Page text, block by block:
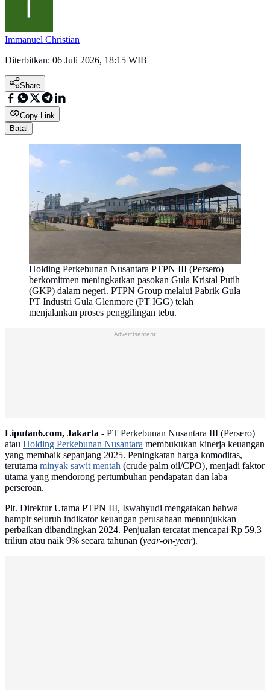
Immanuel Christian
Diterbitkan: 06 Juli 2026, 18:15 WIB
Share
Copy Link
Batal
Holding Perkebunan Nusantara PTPN III (Persero)
berkomitmen meningkatkan pasokan Gula Kristal Putih
(GKP) dalam negeri. PTPN Group melalui Pabrik Gula
PT Industri Gula Glenmore (PT IGG) telah
menjalankan proses penggilingan tebu.
Advertisement
Liputan6.com, Jakarta - PT Perkebunan Nusantara III (Persero)
atau Holding Perkebunan Nusantara membukukan kinerja keuangan
yang membaik sepanjang 2025. Peningkatan harga komoditas,
terutama minyak sawit mentah (crude palm oil/CPO), menjadi faktor
utama yang mendorong pertumbuhan pendapatan dan laba
perseroan.
Plt. Direktur Utama PTPN III, Iswahyudi mengatakan bahwa
hampir seluruh indikator keuangan perusahaan menunjukkan
perbaikan dibandingkan 2024. Penjualan tercatat mencapai Rp 59,3
triliun atau naik 9% secara tahunan (year-on-year).